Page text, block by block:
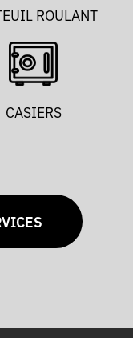
ROULANT
CASIERS